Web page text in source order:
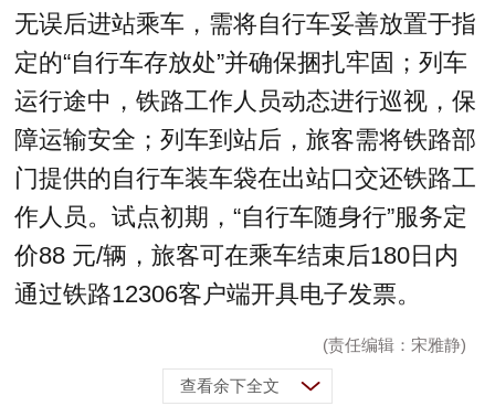
无误后进站乘车，需将自行车妥善放置于指
定的“自行车存放处”并确保捆扎牢固；列车
运行途中，铁路工作人员动态进行巡视，保
障运输安全；列车到站后，旅客需将铁路部
门提供的自行车装车袋在出站口交还铁路工
作人员。试点初期，“自行车随身行”服务定
价88 元/辆，旅客可在乘车结束后180日内
通过铁路12306客户端开具电子发票。
(责任编辑：宋雅静)
查看余下全文